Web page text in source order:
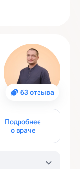
63 отзыва
Подробнее
о враче